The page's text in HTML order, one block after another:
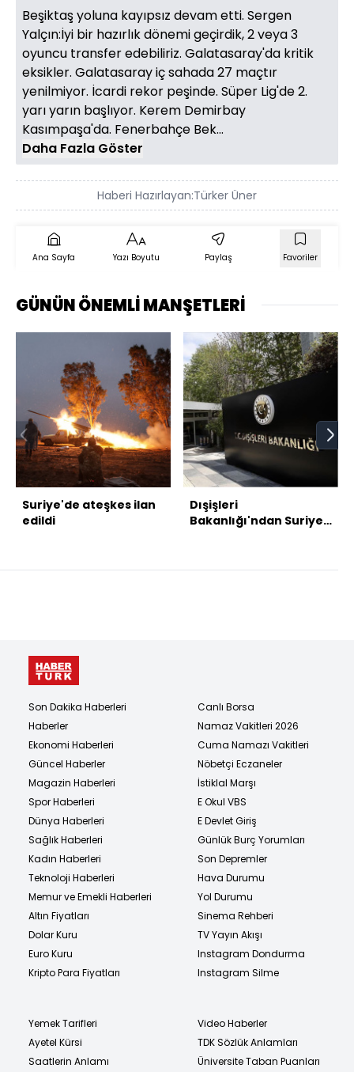
Beşiktaş yoluna kayıpsız devam etti. Sergen
Yalçın:İyi bir hazırlık dönemi geçirdik, 2 veya 3
oyuncu transfer edebiliriz. Galatasaray'da kritik
eksikler. Galatasaray iç sahada 27 maçtır
yenilmiyor. İcardi rekor peşinde. Süper Lig'de 2.
yarı yarın başlıyor. Kerem Demirbay
Kasımpaşa'da. Fenerbahçe Bek...
Daha Fazla Göster
Haberi Hazırlayan:Türker Üner
Ana Sayfa Yazı Boyutu Paylaş Favoriler
GÜNÜN ÖNEMLİ MANŞETLERİ
Suriye'de ateşkes ilan
edildi
Dışişleri
Bakanlığı'ndan Suriye
Son Dakika Haberleri
Haberler
Ekonomi Haberleri
Güncel Haberler
Magazin Haberleri
Spor Haberleri
Dünya Haberleri
Sağlık Haberleri
Kadın Haberleri
Teknoloji Haberleri
Memur ve Emekli Haberleri
Altın Fiyatları
Dolar Kuru
Euro Kuru
Kripto Para Fiyatları
Canlı Borsa
Namaz Vakitleri 2026
Cuma Namazı Vakitleri
Nöbetçi Eczaneler
İstiklal Marşı
E Okul VBS
E Devlet Giriş
Günlük Burç Yorumları
Son Depremler
Hava Durumu
Yol Durumu
Sinema Rehberi
TV Yayın Akışı
Instagram Dondurma
Instagram Silme
Yemek Tarifleri
Ayetel Kürsi
Saatlerin Anlamı
Video Haberler
TDK Sözlük Anlamları
Üniversite Taban Puanları